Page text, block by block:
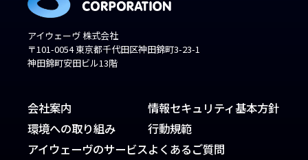
アイウェーヴ 株式会社
〒101-0054 東京都千代田区神田錦町3-23-1
神田錦町安田ビル13階
会社案内
環境への取り組み
アイウェーヴのサービス
情報セキュリティ基本方針
行動規範
よくあるご質問